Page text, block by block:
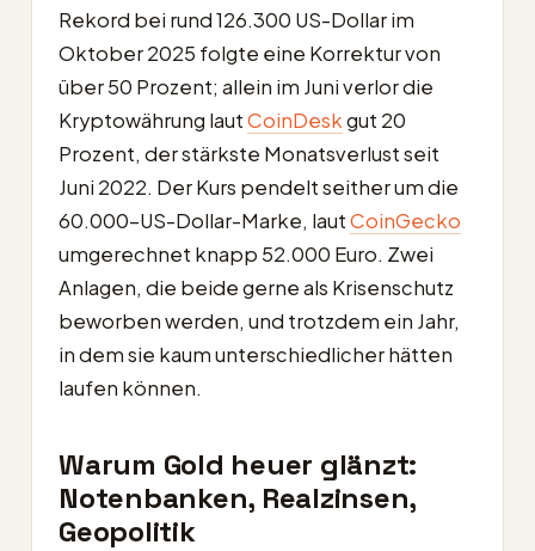
Rekord bei rund 126.300 US-Dollar im
Oktober 2025 folgte eine Korrektur von
über 50 Prozent; allein im Juni verlor die
Kryptowährung lautCoinDeskgut 20
Prozent, der stärkste Monatsverlust seit
Juni 2022. Der Kurs pendelt seither um die
60.000-US-Dollar-Marke, lautCoinGecko
umgerechnet knapp 52.000 Euro. Zwei
Anlagen, die beide gerne als Krisenschutz
beworben werden, und trotzdem ein Jahr,
in dem sie kaum unterschiedlicher hätten
laufen können.
Warum Gold heuer glänzt:
Notenbanken, Realzinsen,
Geopolitik